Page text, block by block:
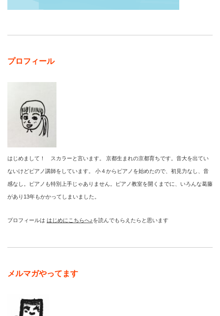
プロフィール
はじめまして！ スカラーと言います。 京都生まれの京都育ちです。音大を出てい
ないけどピアノ講師をしています。 小４からピアノを始めたので、初見力なし、音
感なし。ピアノも特別上手じゃありません。ピアノ教室を開くまでに、いろんな葛藤
があり13年もかかってしまいました。
プロフィールは はじめにこちらへ♪を読んでもらえたらと思います
メルマガやってます